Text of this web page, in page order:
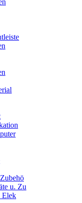
u. Zu
Elek